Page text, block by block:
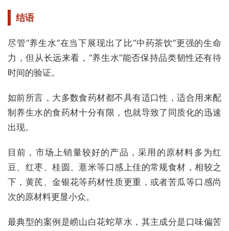
结语
尽管“养生水”在当下展现出了比“中药茶饮”更强的生命
力，但从长远来看，“养生水”能否保持品类韧性还有待
时间的验证。
如前所言，大多数食药材都不具有适口性，适合用来配
制养生水的食药材十分有限，也就导致了同质化的迅速
出现。
目前，市场上销量较好的产品，采用的原材料多为红
豆、红枣、桂圆、薏米等口感上佳的常规食材，相较之
下，黄芪、金银花等药材性质更重，或者苦瓜等口感尚
次的原材料更显小众。
最典型的案例是崂山白花蛇草水，其主成分是口味偏苦